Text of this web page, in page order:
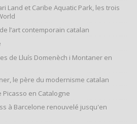
Land et Caribe Aquatic Park, les trois
l’art contemporain catalan
de Lluís Domenèch i Montaner en
le père du modernisme catalan
en Catalogne
à Barcelone renouvelé jusqu'en